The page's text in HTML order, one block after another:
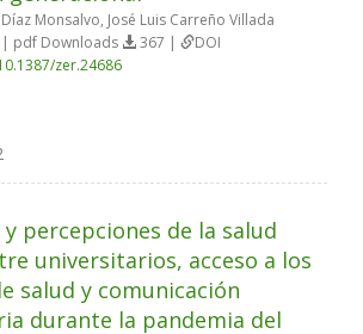
Monsalvo, José Luis Carreño Villada
pdf Downloads 367 |
DOI
zer.24686
percepciones de la salud
universitarios, acceso a los
salud y comunicación
durante la pandemia del